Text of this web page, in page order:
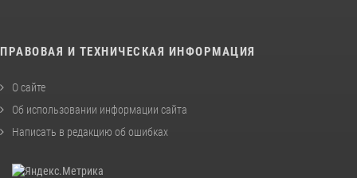
ПРАВОВАЯ И ТЕХНИЧЕСКАЯ ИНФОРМАЦИЯ
О сайте
Об использовании информации сайта
Написать в редакцию об ошибках